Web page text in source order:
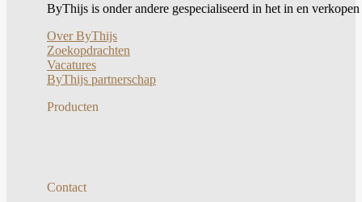
ByThijs is onder andere gespecialiseerd in het in en
Over ByThijs
Zoekopdrachten
Vacatures
ByThijs partnerschap
Producten
Contact